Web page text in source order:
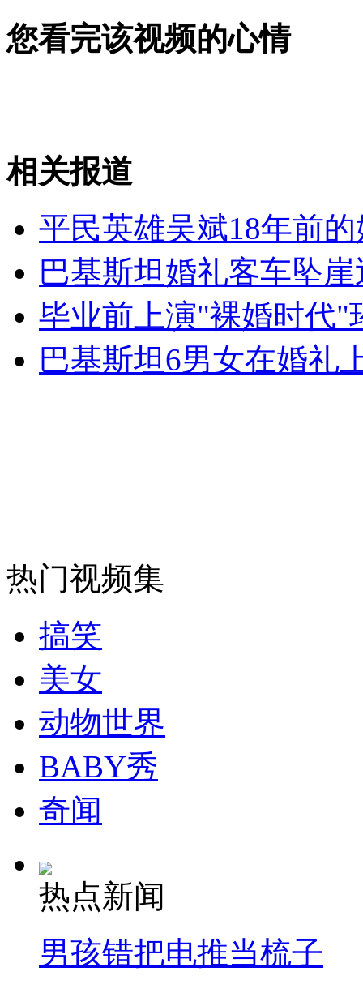
女孩北京地铁殴打老人 痛下狠手拳打脚踢
无痛分娩是否安全 医生回应
走！跟着总书记去植树
消防员救轻生者
纽约上演“枕头大战”
您看完该视频的心情
相关报道
平民英雄吴斌18年前
巴基斯坦婚礼客车坠
毕业前上演"裸婚时代"
巴基斯坦6男女在婚礼
热门视频集
搞笑
美女
动物世界
BABY秀
奇闻
热点新闻
男孩错把电推当梳子